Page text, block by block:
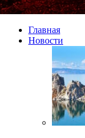
Главная
Новости